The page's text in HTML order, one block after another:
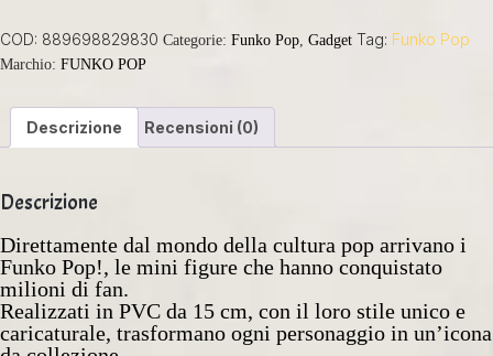
COD: 889698829830 Categorie: Funko Pop, Gadget Tag: Funko Pop
Marchio: FUNKO POP
Descrizione Recensioni (0)
Descrizione
Direttamente dal mondo della cultura pop arrivano i
Funko Pop!, le mini figure che hanno conquistato
milioni di fan.
Realizzati in PVC da 15 cm, con il loro stile unico e
caricaturale, trasformano ogni personaggio in un’icona